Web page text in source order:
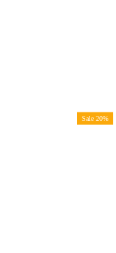
Sale 20%